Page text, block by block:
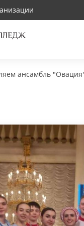
ансамбль